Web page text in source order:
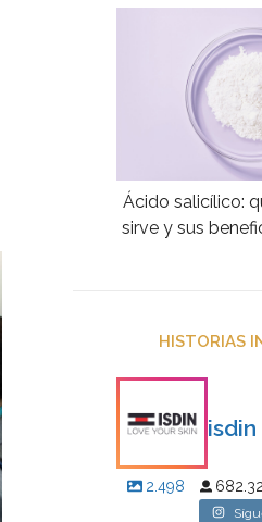
Ácido salicílico:
sirve y sus
HISTORIAS
isdin
2.498